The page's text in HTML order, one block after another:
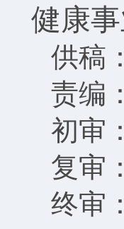
健康
供稿
责编
初审
复审
终审